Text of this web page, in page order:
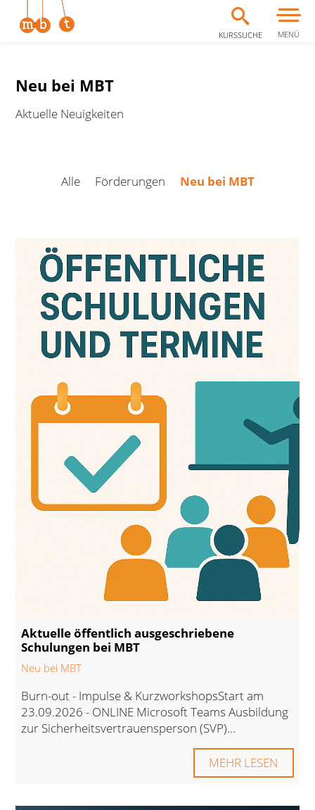
KURSSUCHE MENÜ
Neu bei MBT
Aktuelle Neuigkeiten
Alle Förderungen Neu bei MBT
Aktuelle öffentlich ausgeschriebene
Schulungen bei MBT
Neu bei MBT
Burn-out - Impulse & KurzworkshopsStart am
23.09.2026 - ONLINE Microsoft Teams Ausbildung
zur Sicherheitsvertrauensperson (SVP)…
MEHR LESEN